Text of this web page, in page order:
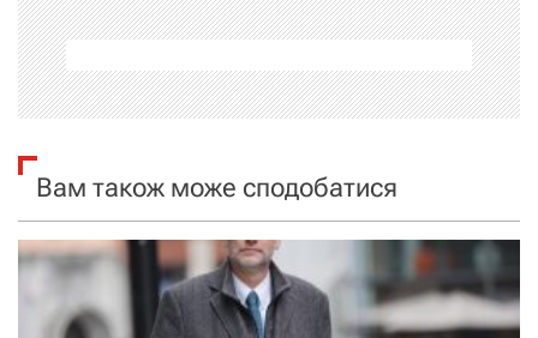
ц
і
я
з
а
п
Вам також може сподобатися